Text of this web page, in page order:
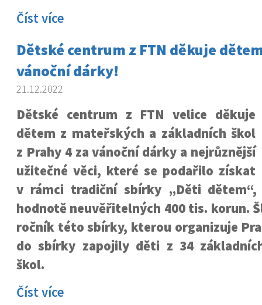
Číst více
Dětské centrum z FTN děkuje
vánoční dárky!
21.12.2022
Dětské centrum z FTN velice děkuje
dětem z mateřských a základních škol
z Prahy 4 za vánoční dárky a nejrůznější
užitečné věci, které se podařilo získat
v rámci tradiční sbírky „Děti
hodnotě neuvěřitelných 400 tis. korun.
ročník této sbírky, kterou organizuje
do sbírky zapojily děti z 34
škol.
Číst více